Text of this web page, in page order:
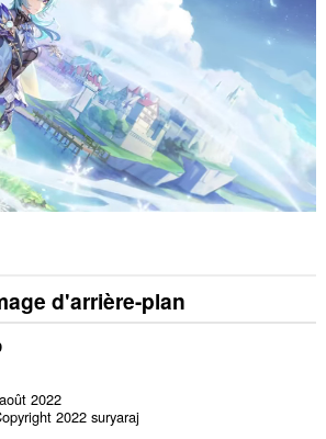
d'arrière-plan
2022
2022 suryaraj